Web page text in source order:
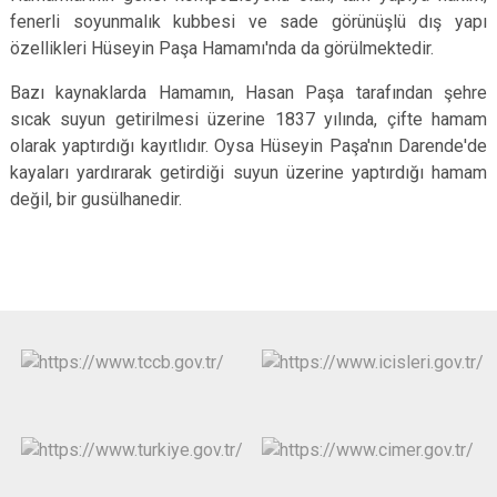
fenerli soyunmalık kubbesi ve sade görünüşlü dış yapı
özellikleri Hüseyin Paşa Hamamı'nda da görülmektedir.
Bazı kaynaklarda Hamamın, Hasan Paşa tarafından şehre
sıcak suyun getirilmesi üzerine 1837 yılında, çifte hamam
olarak yaptırdığı kayıtlıdır. Oysa Hüseyin Paşa'nın Darende'de
kayaları yardırarak getirdiği suyun üzerine yaptırdığı hamam
değil, bir gusülhanedir.